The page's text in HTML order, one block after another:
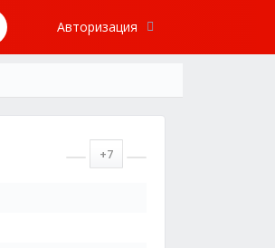
Авторизация
+7